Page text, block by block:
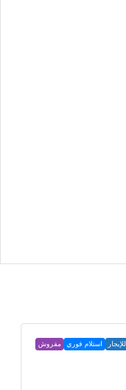
للإيجار استلام فوري مفروش